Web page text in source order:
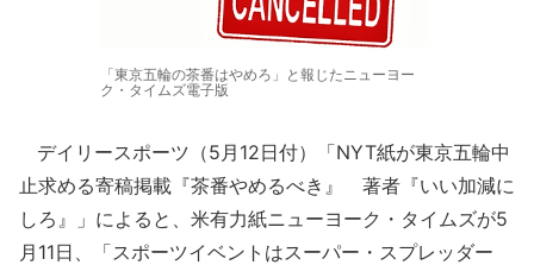
「東京五輪の茶番はやめろ」と報じたニューヨー
ク・タイムズ電子版
デイリースポーツ（5月12日付）「NYT紙が東京五輪中
止求める寄稿掲載『茶番やめるべき』 著者『いい加減に
しろ』」によると、米有力紙ニューヨーク・タイムズが5
月11日、「スポーツイベントはスーパー・スプレッダー